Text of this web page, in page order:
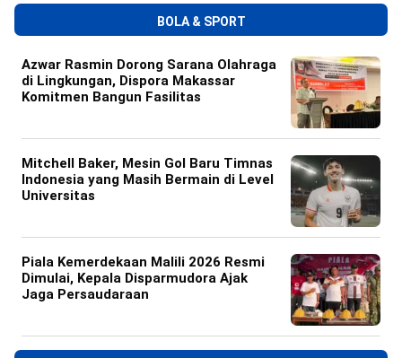
BOLA & SPORT
Azwar Rasmin Dorong Sarana Olahraga
di Lingkungan, Dispora Makassar
Komitmen Bangun Fasilitas
Mitchell Baker, Mesin Gol Baru Timnas
Indonesia yang Masih Bermain di Level
Universitas
Piala Kemerdekaan Malili 2026 Resmi
Dimulai, Kepala Disparmudora Ajak
Jaga Persaudaraan